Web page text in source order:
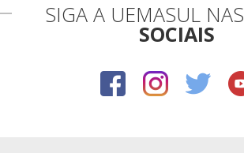
SIGA A UEMASUL NAS
SOCIAIS